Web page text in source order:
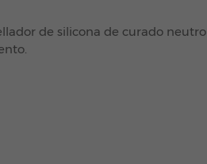
de silicona de curado